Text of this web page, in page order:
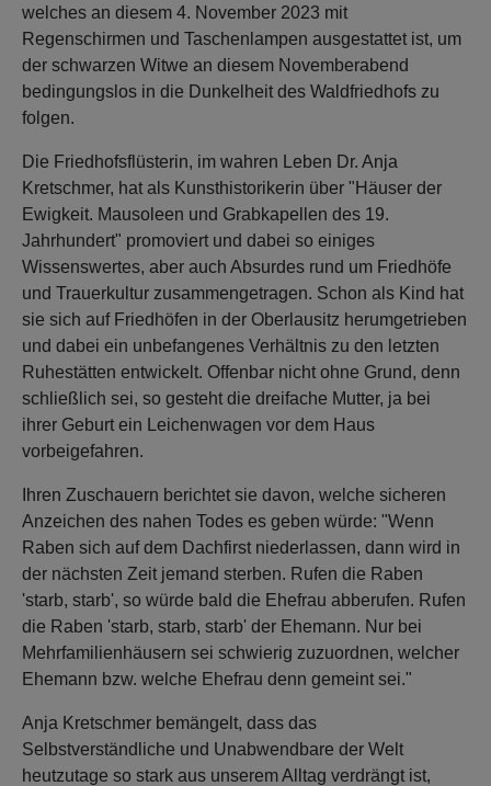
welches an diesem 4. November 2023 mit
Regenschirmen und Taschenlampen ausgestattet ist, um
der schwarzen Witwe an diesem Novemberabend
bedingungslos in die Dunkelheit des Waldfriedhofs zu
folgen.
Die Friedhofsflüsterin, im wahren Leben Dr. Anja
Kretschmer, hat als Kunsthistorikerin über "Häuser der
Ewigkeit. Mausoleen und Grabkapellen des 19.
Jahrhundert" promoviert und dabei so einiges
Wissenswertes, aber auch Absurdes rund um Friedhöfe
und Trauerkultur zusammengetragen. Schon als Kind hat
sie sich auf Friedhöfen in der Oberlausitz herumgetrieben
und dabei ein unbefangenes Verhältnis zu den letzten
Ruhestätten entwickelt. Offenbar nicht ohne Grund, denn
schließlich sei, so gesteht die dreifache Mutter, ja bei
ihrer Geburt ein Leichenwagen vor dem Haus
vorbeigefahren.
Ihren Zuschauern berichtet sie davon, welche sicheren
Anzeichen des nahen Todes es geben würde: "Wenn
Raben sich auf dem Dachfirst niederlassen, dann wird in
der nächsten Zeit jemand sterben. Rufen die Raben
'starb, starb', so würde bald die Ehefrau abberufen. Rufen
die Raben 'starb, starb, starb' der Ehemann. Nur bei
Mehrfamilienhäusern sei schwierig zuzuordnen, welcher
Ehemann bzw. welche Ehefrau denn gemeint sei."
Anja Kretschmer bemängelt, dass das
Selbstverständliche und Unabwendbare der Welt
heutzutage so stark aus unserem Alltag verdrängt ist,